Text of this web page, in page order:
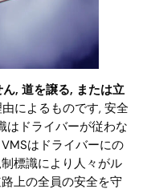
, 道を譲る, または立
によるものです, 安全
はドライバーが従わな
はドライバーにの
標識により人々がル
上の全員の安全を守